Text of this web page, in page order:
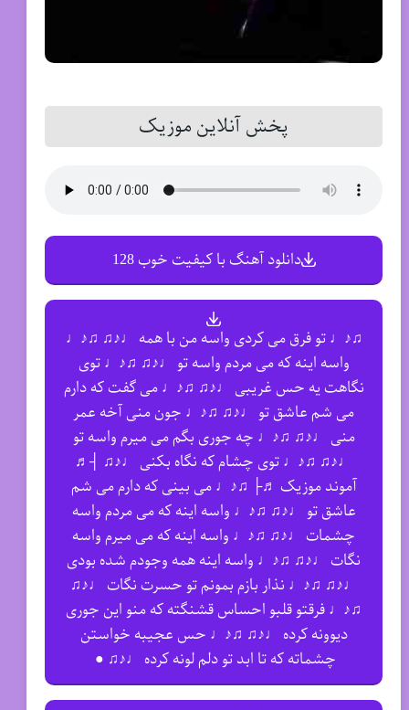
پخش آنلاین موزیک
دانلود آهنگ با کیفیت خوب 128
♫♪♩ تو فرق می کردی واسه من با همه ♩♪♫ ♫♪♩
واسه اینه که می مردم واسه تو ♩♪♫ ♫♪♩ توی
نگاهت یه حس غریبی ♩♪♫ ♫♪♩ می گفت که دارم
می شم عاشق تو ♩♪♫ ♫♪♩ جون منی آخه عمر
منی ♩♪♫ ♫♪♩ چه جوری بگم می میرم واسه تو
♩♪♫ ♫♪♩ توی چشام که نگاه بکنی ♩♪♫ ┤♬
آموند موزیک ♬├ ♫♪♩ می بینی که دارم می شم
عاشق تو ♩♪♫ ♫♪♩ واسه اینه که می مردم واسه
چشمات ♩♪♫ ♫♪♩ واسه اینه که می میرم واسه
نگات ♩♪♫ ♫♪♩ واسه اینه همه وجودم شده بودی
♩♪♫ ♫♪♩ نذار بازم بمونم تو حسرت نگات ♩♪♫
♫♪♩ فرقتو قلبو احساس قشنگته که منو این جوری
دیوونه کرده ♩♪♫ ♫♪♩ حس عجیبه خواستن
چشماته که تا ابد تو دلم لونه کرده ♩♪♫ ●